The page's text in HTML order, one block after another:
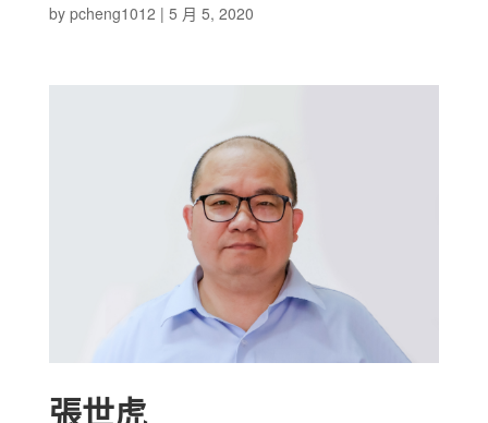
by pcheng1012 | 5 月 5, 2020
張世虎